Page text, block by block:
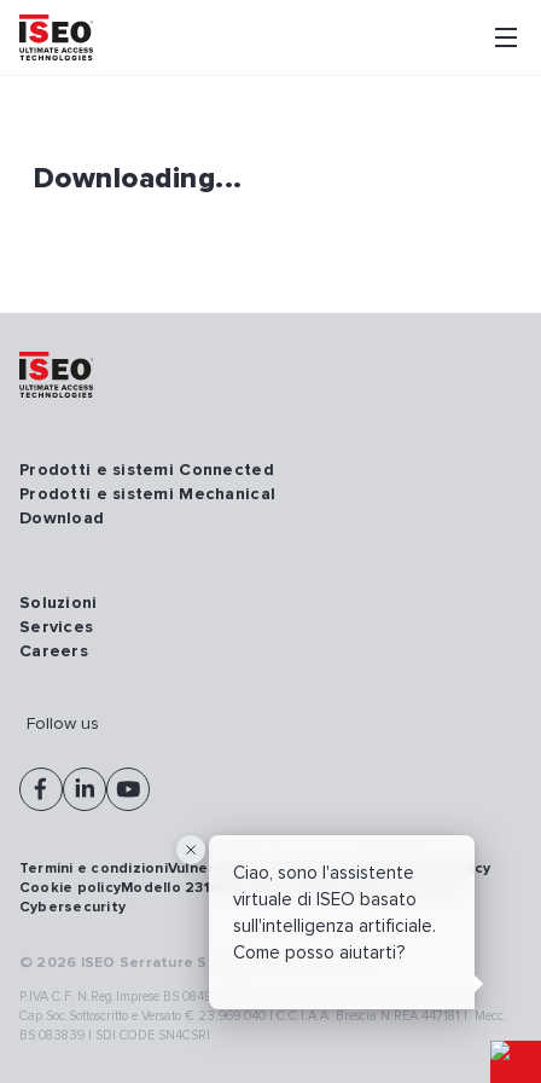
Downloading...
Ciao, sono l'assistente
virtuale di ISEO basato
sull'intelligenza artificiale.
Come posso aiutarti?
Prodotti e sistemi Connected
Prodotti e sistemi Mechanical
Download
Soluzioni
Services
Careers
Follow us
© 2026 ISEO Serrature S.p.A. All right reserved
P.IVA C.F. N.Reg.Imprese BS 08499190018 | Cap.Soc.Deliberato € 24.340.965 |
Cap.Soc.Sottoscritto e Versato € 23.969.040 | C.C.I.A.A. Brescia N.REA 447181 |. Mecc.
BS 083839 | SDI CODE SN4CSRI
Termini e condizioniVulnerability disclosure policyPrivacy policy
Cookie policyModello 231WhistleblowingRichiamo prodotti
Cybersecurity